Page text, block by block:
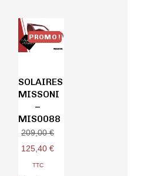
PROMO !
SOLAIRES
MISSONI
–
MIS0088
209,00€
125,40 €
TTC